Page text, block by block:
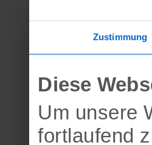
Zustimmung
Diese
Um unsere
fortlaufend